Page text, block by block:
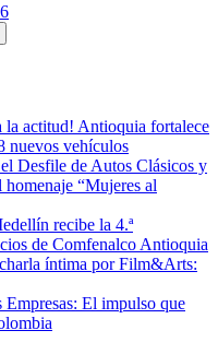
la actitud! Antioquia fortalece
nuevos vehículos
Desfile de Autos Clásicos y
“Mujeres al
recibe la 4.ª
de Comfenalco Antioquia
íntima por Film&Arts:
El impulso que